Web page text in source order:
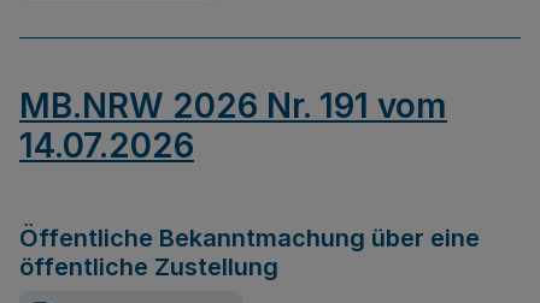
MB.NRW 2026 Nr. 191 vom
14.07.2026
Öffentliche Bekanntmachung über eine
öffentliche Zustellung